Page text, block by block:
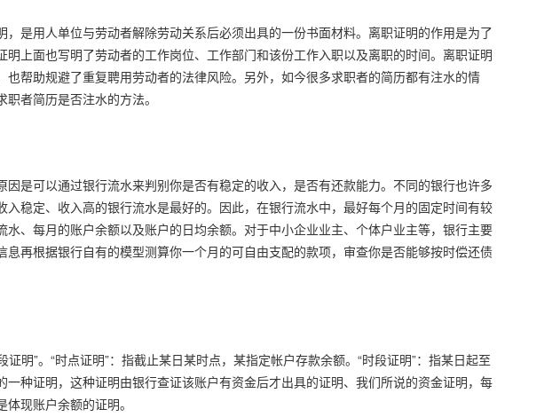
是用人单位与劳动者解除劳动关系后必须出具的一份书面材料。离职证明的作用是为了
上面也写明了劳动者的工作岗位、工作部门和该份工作入职以及离职的时间。离职证明
帮助规避了重复聘用劳动者的法律风险。另外，如今很多求职者的简历都有注水的情
者简历是否注水的方法。
是可以通过银行流水来判别你是否有稳定的收入，是否有还款能力。不同的银行也许多
稳定、收入高的银行流水是最好的。因此，在银行流水中，最好每个月的固定时间有较
、每月的账户余额以及账户的日均余额。对于中小企业业主、个体户业主等，银行主要
再根据银行自有的模型测算你一个月的可自由支配的款项，审查你是否能够按时偿还债
明”。“时点证明”：指截止某日某时点，某指定帐户存款余额。“时段证明”：指某日起至
种证明，这种证明由银行查证该账户有资金后才出具的证明、我们所说的资金证明，每
现账户余额的证明。